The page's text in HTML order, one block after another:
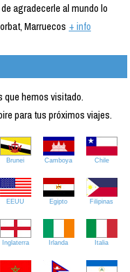
agradecerle al mundo lo
Marruecos + info
que hemos visitado.
para tus próximos viajes.
Brunei Camboya Chile
EEUU Egipto Filipinas
Inglaterra Irlanda Italia